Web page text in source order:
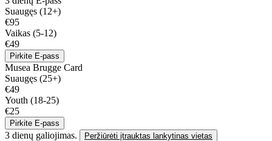
Suaugęs (12+)
€95
Vaikas (5-12)
€49
Pirkite E-pass
Musea Brugge Card
Suaugęs (25+)
€49
Youth (18-25)
€25
Pirkite E-pass
3 dienų galiojimas. Peržiūrėti įtrauktas lankytinas vietas